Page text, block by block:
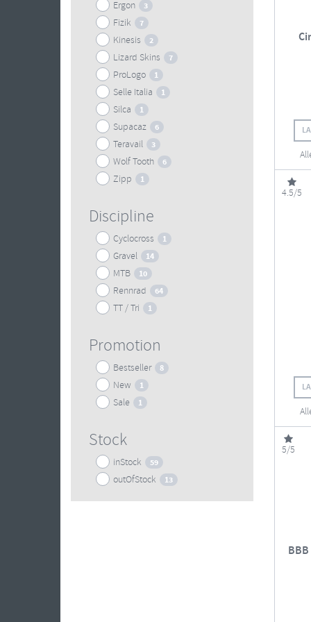
Ergon 3
Fizik 7
Kinesis 2
Lizard Skins 7
ProLogo 1
Selle Italia 1
Silca 1
Supacaz 6
Teravail 3
Wolf Tooth 6
Zipp 1
Discipline
Cyclocross 1
Gravel 14
MTB 10
Rennrad 64
TT / Tri 1
Promotion
Bestseller 8
New 1
Sale 1
Stock
inStock 59
outOfStock 13
4.5/5
5/5